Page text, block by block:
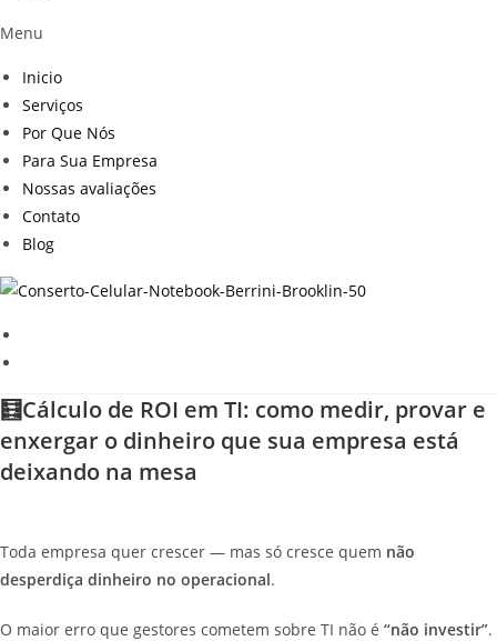
Menu
Inicio
Serviços
Por Que Nós
Para Sua Empresa
Nossas avaliações
Contato
Blog
🧮Cálculo de ROI em TI: como medir, provar e
enxergar o dinheiro que sua empresa está
deixando na mesa
Toda empresa quer crescer — mas só cresce quem não
desperdiça dinheiro no operacional.
O maior erro que gestores cometem sobre TI não é “não investir”.